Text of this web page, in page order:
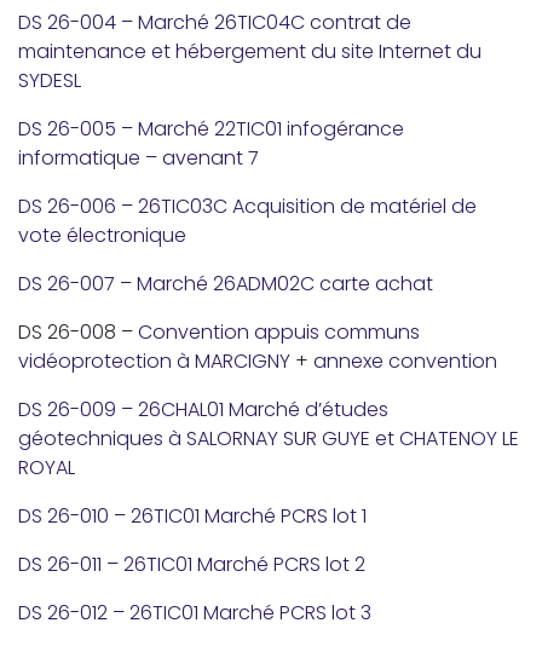
DS 26-004 – Marché 26TIC04C contrat de
maintenance et hébergement du site Internet du
SYDESL
DS 26-005 – Marché 22TIC01 infogérance
informatique – avenant 7
DS 26-006 – 26TIC03C Acquisition de matériel de
vote électronique
DS 26-007 – Marché 26ADM02C carte achat
DS 26-008 –Convention appuis communs
vidéoprotection à MARCIGNY + annexe convention
DS 26-009 – 26CHAL01 Marché d’études
géotechniques à SALORNAY SUR GUYE et CHATENOY LE
ROYAL
DS 26-010 – 26TIC01 Marché PCRS lot 1
DS 26-011 – 26TIC01 Marché PCRS lot 2
DS 26-012 – 26TIC01 Marché PCRS lot 3